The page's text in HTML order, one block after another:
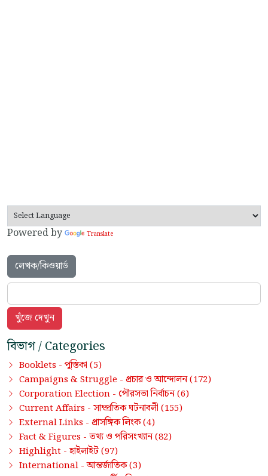
Powered by Translate
লেখক/কিওয়ার্ড
বিভাগ / Categories
Booklets - পুস্তিকা (5)
Campaigns & Struggle - প্রচার ও আন্দোলন(172)
Corporation Election - পৌরসভা নির্বাচন(6)
Current Affairs - সাম্প্রতিক ঘটনাবলী (155)
External Links - প্রাসঙ্গিক লিংক(4)
Fact & Figures - তথ্য ও পরিসংখ্যান(82)
Highlight -হাইলাইট(97)
International -আন্তর্জাতিক(3)